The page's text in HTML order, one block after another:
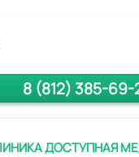
8 (812) 385-69-
ДОСТУПНАЯ